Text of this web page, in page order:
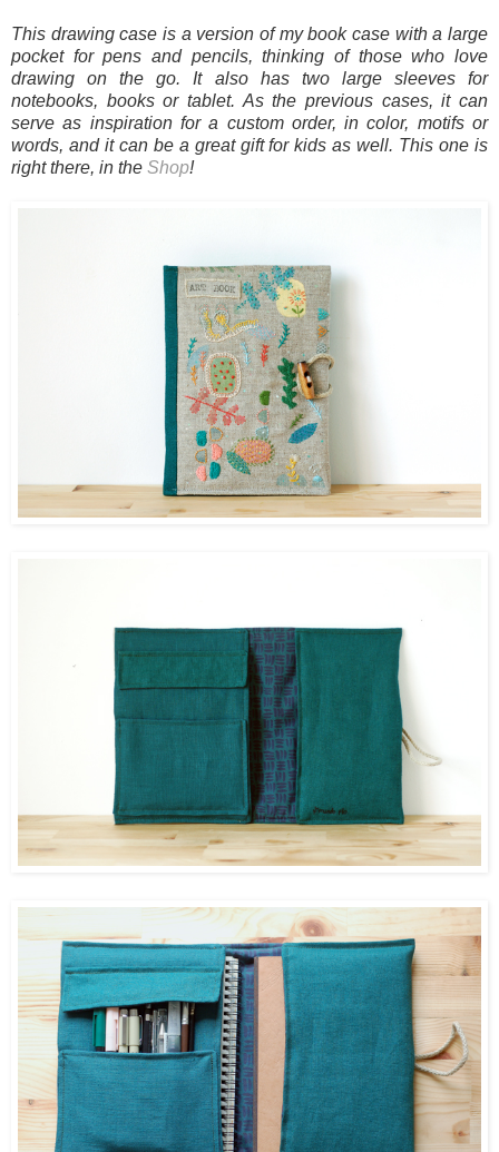
This drawing case is a version of my book case with a large
pocket for pens and pencils, thinking of those who love
drawing on the go. It also has two large sleeves for
notebooks, books or tablet. As the previous cases, it can
serve as inspiration for a custom order, in color, motifs or
words, and it can be a great gift for kids as well. This one is
right there, in the Shop!